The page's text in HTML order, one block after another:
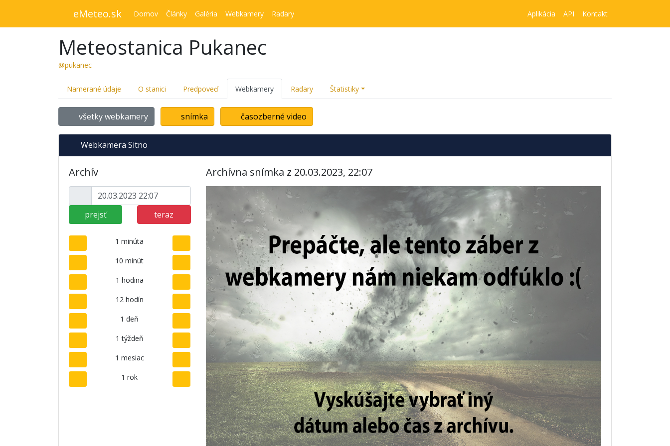
eMeteo.sk Domov Články Galéria Webkamery Radary Aplikácia API Kontakt
Meteostanica Pukanec
@pukanec
Namerané údaje O stanici Predpoveď Webkamery Radary Štatistiky
všetky webkamery snímka časozberné video
Webkamera Sitno
Archív
prejsť teraz
1 minúta
10 minút
1 hodina
12 hodín
1 deň
1 týždeň
1 mesiac
1 rok
Archívna snímka z 20.03.2023, 22:07